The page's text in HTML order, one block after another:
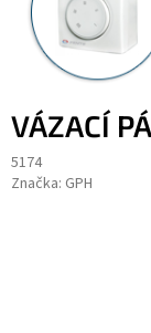
VÁZACÍ
5174
Značka: GPH